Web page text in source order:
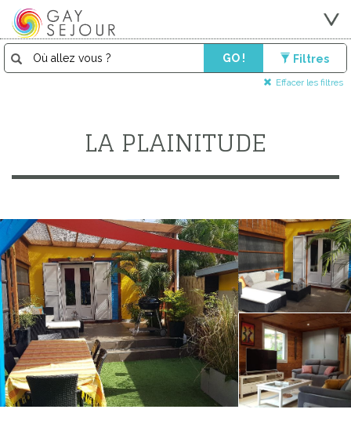
GO ! Filtres
Effacer les filtres
LA PLAINITUDE